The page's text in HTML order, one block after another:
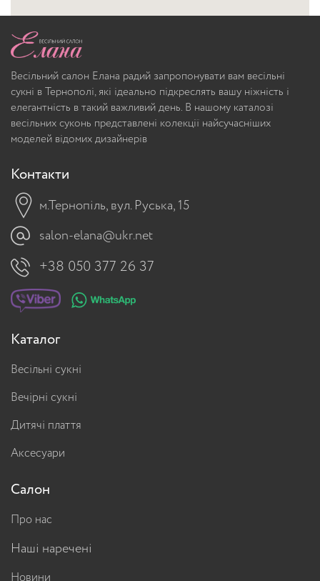
Весільний салон Елана радий запропонувати вам весільні
сукні в Тернополі, які ідеально підкреслять вашу ніжність і
елегантність в такий важливий день. В нашому каталозі
весільних суконь представлені колекції найсучасніших
моделей відомих дизайнерів
Контакти
м.Тернопіль, вул. Руська, 15
salon-elana@ukr.net
+38 050 377 26 37
Каталог
Весільні сукні
Вечірні сукні
Дитячі плаття
Аксесуари
Салон
Про нас
Наші наречені
Новини